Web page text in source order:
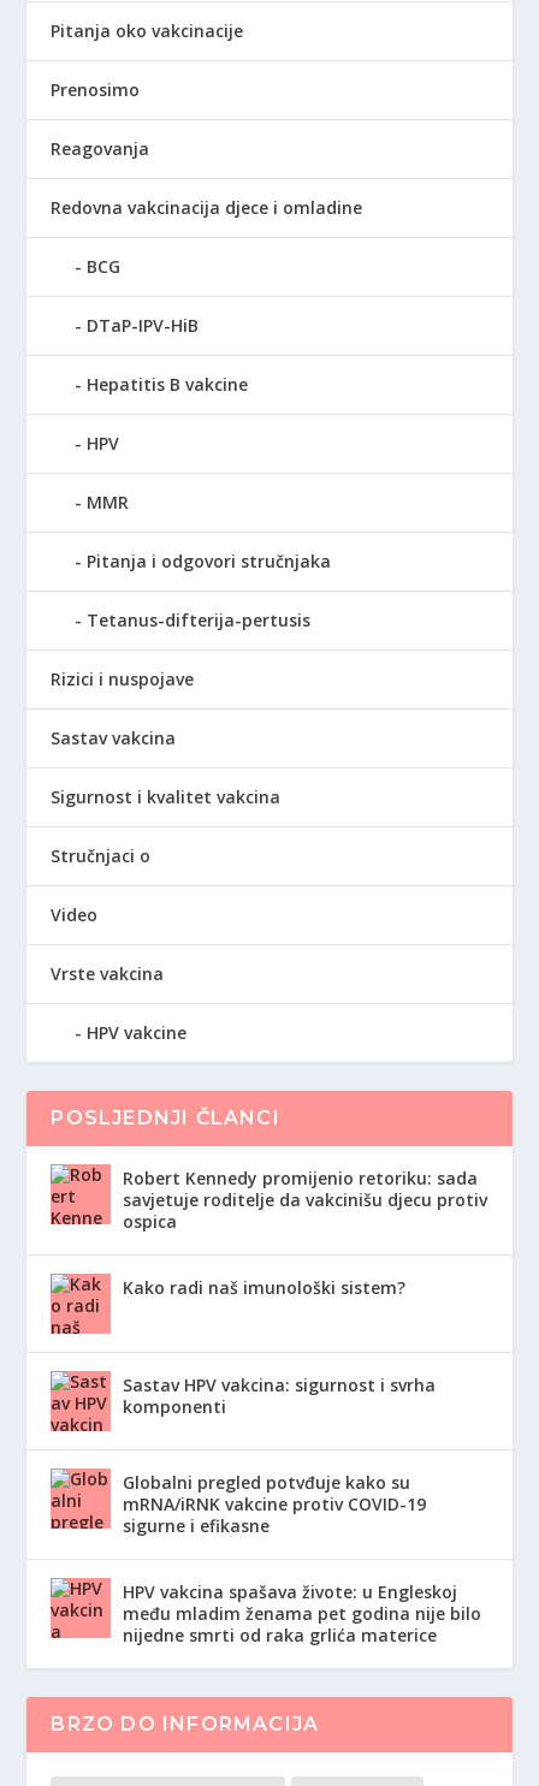
Pitanja oko vakcinacije
Prenosimo
Reagovanja
Redovna vakcinacija djece i omladine
BCG
DTaP-IPV-HiB
Hepatitis B vakcine
HPV
MMR
Pitanja i odgovori stručnjaka
Tetanus-difterija-pertusis
Rizici i nuspojave
Sastav vakcina
Sigurnost i kvalitet vakcina
Stručnjaci o
Video
Vrste vakcina
HPV vakcine
POSLJEDNJI ČLANCI
Robert Kennedy promijenio retoriku: sada
savjetuje roditelje da vakcinišu djecu protiv
ospica
Kako radi naš imunološki sistem?
Sastav HPV vakcina: sigurnost i svrha
komponenti
Globalni pregled potvđuje kako su
mRNA/iRNK vakcine protiv COVID-19
sigurne i efikasne
HPV vakcina spašava živote: u Engleskoj
među mladim ženama pet godina nije bilo
nijedne smrti od raka grlića materice
BRZO DO INFORMACIJA